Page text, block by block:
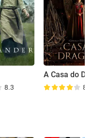
8.3
A Casa do
8.2